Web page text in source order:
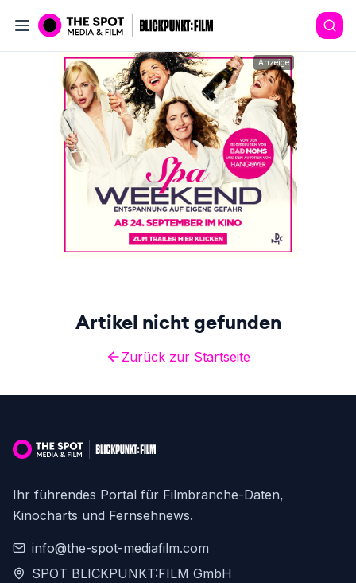
Anzeige
Artikel nicht gefunden
Zurück zur Startseite
Ihr führendes Portal für Filmbranche-Daten,
Kinocharts und Fernsehnews.
info@the-spot-mediafilm.com
SPOT BLICKPUNKT:FILM GmbH